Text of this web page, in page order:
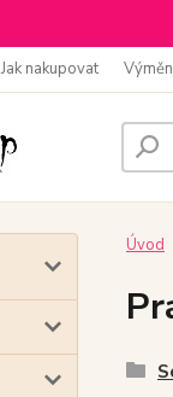
Jak nakupovat
Úvod